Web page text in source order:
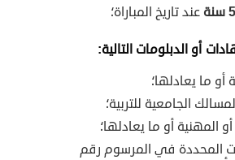
عند تاريخ المباراة؛
أو الدبلومات التالية:
أو ما يعادلها؛
الجامعية للتربية؛
المهنية أو ما يعادلها؛
المحددة في المرسوم رقم